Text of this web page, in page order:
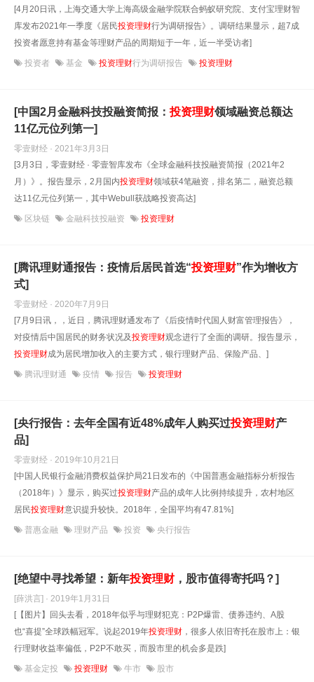
[4月20日讯，上海交通大学上海高级金融学院联合蚂蚁研究院、支付宝理财智
库发布2021年一季度《居民投资理财行为调研报告》。调研结果显示，超7成
投资者愿意持有基金等理财产品的周期短于一年，近一半受访者]
投资者 基金 投资理财行为调研报告 投资理财
[中国2月金融科技投融资简报：投资理财领域融资总额达
11亿元位列第一]
零壹财经 · 2021年3月3日
[3月3日，零壹财经 · 零壹智库发布《全球金融科技投融资简报（2021年2
月）》。报告显示，2月国内投资理财领域获4笔融资，排名第二，融资总额
达11亿元位列第一，其中Webull获战略投资高达]
区块链 金融科技投融资 投资理财
[腾讯理财通报告：疫情后居民首选“投资理财”作为增收方
式]
零壹财经 · 2020年7月9日
[7月9日讯，，近日，腾讯理财通发布了《后疫情时代国人财富管理报告》，
对疫情后中国居民的财务状况及投资理财观念进行了全面的调研。报告显示，
投资理财成为居民增加收入的主要方式，银行理财产品、保险产品、]
腾讯理财通 疫情 报告 投资理财
[央行报告：去年全国有近48%成年人购买过投资理财产
品]
零壹财经 · 2019年10月21日
[中国人民银行金融消费权益保护局21日发布的《中国普惠金融指标分析报告
（2018年）》显示，购买过投资理财产品的成年人比例持续提升，农村地区
居民投资理财意识提升较快。2018年，全国平均有47.81%]
普惠金融 理财产品 投资 央行报告
[绝望中寻找希望：新年投资理财 ，股市值得寄托吗？]
[薛洪言] · 2019年1月31日
[【图片】回头去看，2018年似乎与理财犯克：P2P爆雷、债券违约、A股
也“喜提”全球跌幅冠军。说起2019年投资理财 ，很多人依旧寄托在股市上：银
行理财收益率偏低，P2P不敢买，而股市里的机会多是跌]
基金定投 投资理财 牛市 股市